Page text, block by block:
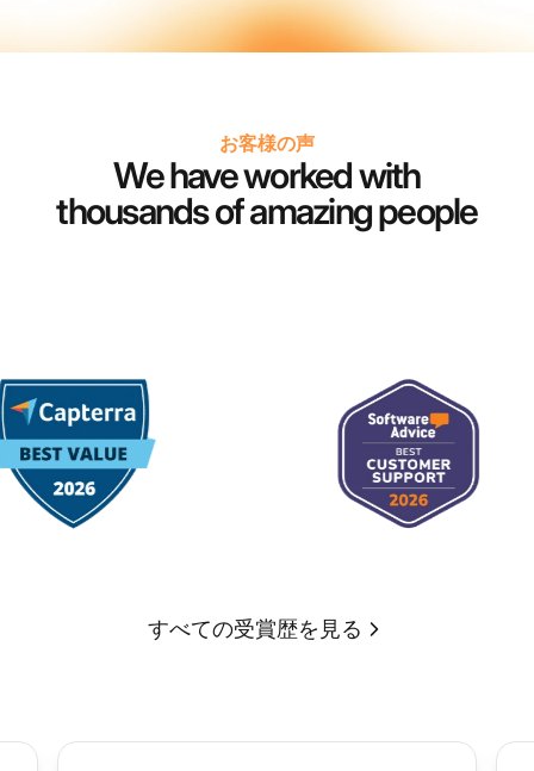
お客様の声
We have worked with
thousands of amazing people
すべての受賞歴を見る